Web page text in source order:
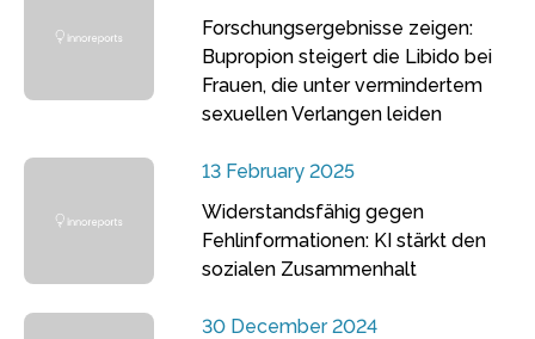
Forschungsergebnisse zeigen:
Bupropion steigert die Libido bei
Frauen, die unter vermindertem
sexuellen Verlangen leiden
13 February 2025
Widerstandsfähig gegen
Fehlinformationen: KI stärkt den
sozialen Zusammenhalt
30 December 2024